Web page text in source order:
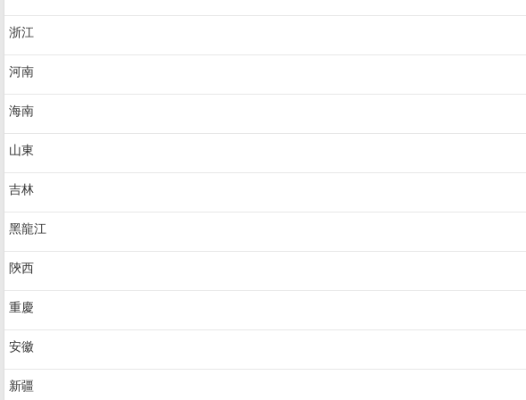
浙江
河南
海南
山東
吉林
黑龍江
陝西
重慶
安徽
新疆